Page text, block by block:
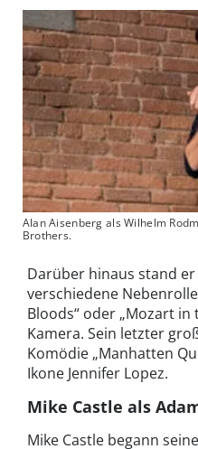
Alan Aisenberg als Wilhelm
Brothers.
Darüber hinaus stand
verschiedene
Bloods“ oder „Mozart in
Kamera. Sein letzter
Komödie „Manhatten
Ikone Jennifer Lopez.
Mike Castle als
Mike Castle begann